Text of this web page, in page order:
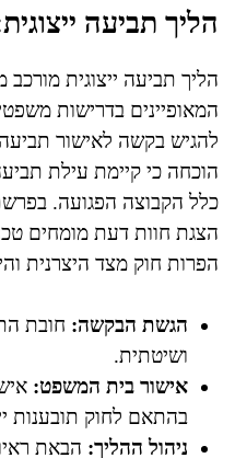
הליך תביעה
הליך תביעה ייצוגית
המאופיינים בדרישות
להגיש בקשה לאישור תביעה
הוכחה כי קיימת עילת
כלל הקבוצה הפגועה.
הצגת חוות דעת מומחים
הפרות חוק מצד היצרנית
הגשת הבקשה: חובת
ושיטתית.
אישור בית המשפט:
בהתאם לחוק תובענות
ניהול ההליך: הבאת